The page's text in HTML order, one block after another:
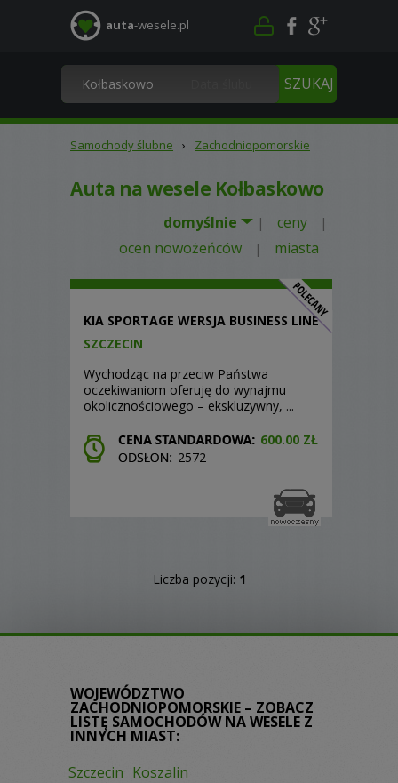
auta-wesele.pl
Samochody ślubne › Zachodniopomorskie
Auta na wesele Kołbaskowo
domyślnie | ceny |
ocen nowożeńców | miasta
KIA SPORTAGE WERSJA BUSINESS LINE
SZCZECIN
Wychodząc na przeciw Państwa
oczekiwaniom oferuję do wynajmu
okolicznościowego – ekskluzywny, ...
600.00 ZŁ
2572
Liczba pozycji: 1
WOJEWÓDZTWO
ZACHODNIOPOMORSKIE – ZOBACZ
LISTĘ SAMOCHODÓW NA WESELE Z
INNYCH MIAST:
Szczecin Koszalin